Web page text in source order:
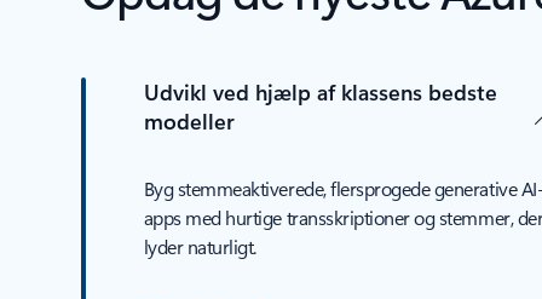
Udvikl ved hjælp af klassens bedste
modeller
Byg stemmeaktiverede, flersprogede generative
apps med hurtige transskriptioner og stemmer,
lyder naturligt.